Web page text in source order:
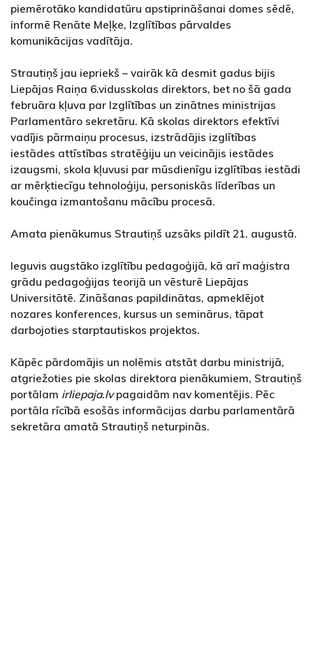
piemērotāko kandidatūru apstiprināšanai domes sēdē,
informē Renāte Meļķe, Izglītības pārvaldes
komunikācijas vadītāja.
Strautiņš jau iepriekš – vairāk kā desmit gadus bijis
Liepājas Raiņa 6.vidusskolas direktors, bet no šā gada
februāra kļuva par Izglītības un zinātnes ministrijas
Parlamentāro sekretāru. Kā skolas direktors efektīvi
vadījis pārmaiņu procesus, izstrādājis izglītības
iestādes attīstības stratēģiju un veicinājis iestādes
izaugsmi, skola kļuvusi par mūsdienīgu izglītības iestādi
ar mērķtiecīgu tehnoloģiju, personiskās līderības un
koučinga izmantošanu mācību procesā.
Amata pienākumus Strautiņš uzsāks pildīt 21. augustā.
Ieguvis augstāko izglītību pedagoģijā, kā arī maģistra
grādu pedagoģijas teorijā un vēsturē Liepājas
Universitātē. Zināšanas papildinātas, apmeklējot
nozares konferences, kursus un seminārus, tāpat
darbojoties starptautiskos projektos.
Kāpēc pārdomājis un nolēmis atstāt darbu ministrijā,
atgriežoties pie skolas direktora pienākumiem, Strautiņš
portālam irliepaja.lvpagaidām nav komentējis. Pēc
portāla rīcībā esošās informācijas darbu parlamentārā
sekretāra amatā Strautiņš neturpinās.